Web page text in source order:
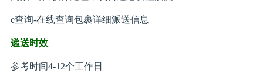
e查询-在线查询包裹详细派送信息
递送时效
参考时间4-12个工作日